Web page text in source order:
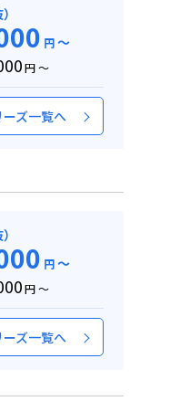
円～
円 ～
ーズ一覧へ
円～
円 ～
ーズ一覧へ